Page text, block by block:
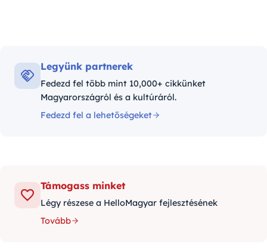
Legyünk partnerek
Fedezd fel több mint 10,000+ cikkünket
Magyarországról és a kultúráról.
Fedezd fel a lehetőségeket
Támogass minket
Légy részese a HelloMagyar fejlesztésének
Tovább